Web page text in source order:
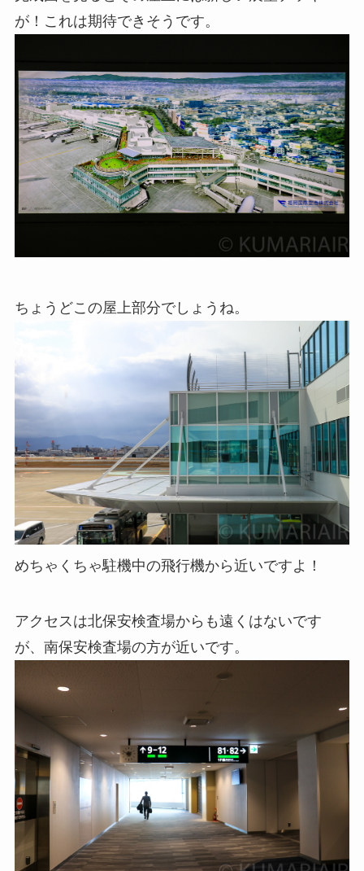
が！これは期待できそうです。
ちょうどこの屋上部分でしょうね。
めちゃくちゃ駐機中の飛行機から近いですよ！
アクセスは北保安検査場からも遠くはないです
が、南保安検査場の方が近いです。